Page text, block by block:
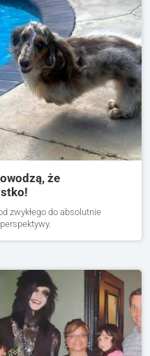
że
zwykłego do absolutnie